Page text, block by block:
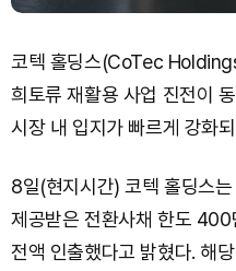
코텍 홀딩스(CoTec
희토류 재활용 사업 진전이
시장 내 입지가 빠르게 강화
8일(현지시간) 코텍 홀딩스
제공받은 전환사채 한도
전액 인출했다고 밝혔다. 해